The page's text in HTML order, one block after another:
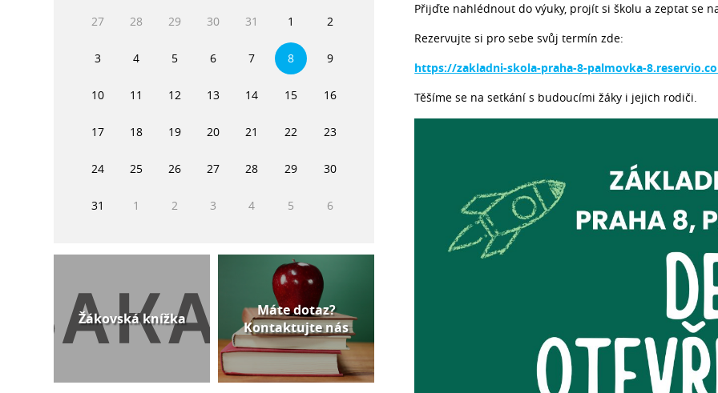
Přijďte nahlédnout do výuky, projít si školu a zeptat se
Rezervujte si pro sebe svůj termín zde:
https://zakladni-skola-praha-8-palmovka-
Těšíme se na setkání s budoucími žáky i jejich rodiči.
27 28 29 30 31 1 2
3 4 5 6 7 8 9
10 11 12 13 14 15 16
17 18 19 20 21 22 23
24 25 26 27 28 29 30
31 1 2 3 4 5 6
Žákovská knížka
Máte dotaz?
Kontaktujte nás